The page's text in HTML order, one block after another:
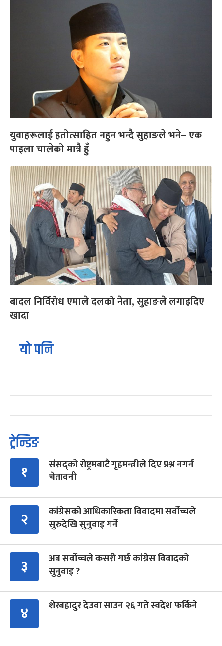
युवाहरूलाई हतोत्साहित नहुन भन्दै सुहाङले भने– एक
पाइला चालेको मात्रै हुँ
बादल निर्विरोध एमाले दलको नेता, सुहाङले लगाइदिए
खादा
यो पनि
ट्रेन्डिङ
१
संसद्को रोष्ट्रमबाटै गृहमन्त्रीले दिए प्रश्न नगर्न
चेतावनी
२
कांग्रेसको आधिकारिकता विवादमा सर्वोच्चले
सुरुदेखि सुनुवाइ गर्ने
३
अब सर्वोच्चले कसरी गर्छ कांग्रेस विवादको
सुनुवाइ ?
४ शेरबहादुर देउवा साउन २६ गते स्वदेश फर्किने